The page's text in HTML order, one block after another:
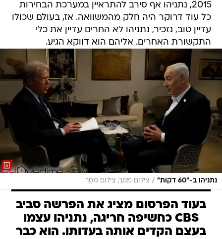
2015, נתניהו אף סירב להתראיין במערכת הבחירות
כל עוד דרוקר היה חלק מהמשוואה. אז, בעולם שכולו
עדיין טוב, נזכיר, נתניהו לא החרים עדיין את כלי
התקשורת האחרים. אליהם הוא דווקא הגיע.
נתניהו ב-"60 דקות" / צילום מסך, צילום מסך
בעוד הפרסום מציג את הפרשה סביב
CBS כחשיפה חריגה, נתניהו עצמו
בעצם הקדים אותה בעדותו. הוא כבר